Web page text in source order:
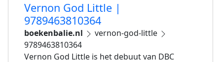
Vernon God Little |
9789463810364
boekenbalie.nl
vernon-god-little
9789463810364
Vernon God Little is het debuut van DBC